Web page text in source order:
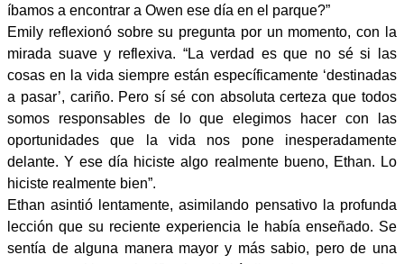
íbamos a encontrar a Owen ese día en el parque?”
Emily reflexionó sobre su pregunta por un momento, con la
mirada suave y reflexiva. “La verdad es que no sé si las
cosas en la vida siempre están específicamente ‘destinadas
a pasar’, cariño. Pero sí sé con absoluta certeza que todos
somos responsables de lo que elegimos hacer con las
oportunidades que la vida nos pone inesperadamente
delante. Y ese día hiciste algo realmente bueno, Ethan. Lo
hiciste realmente bien”.
Ethan asintió lentamente, asimilando pensativo la profunda
lección que su reciente experiencia le había enseñado. Se
sentía de alguna manera mayor y más sabio, pero de una